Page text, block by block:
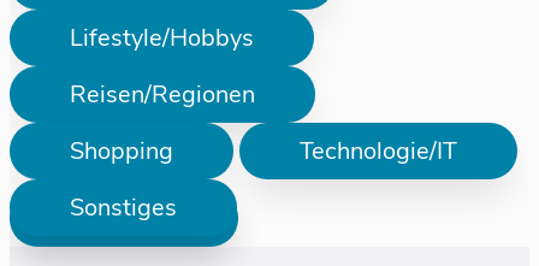
Lifestyle/Hobbys
Reisen/Regionen
Shopping
Technologie/IT
Sonstiges
Prüfen